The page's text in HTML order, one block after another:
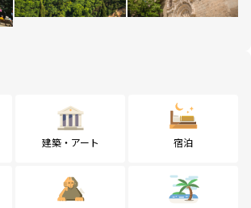
建築・アート 宿泊